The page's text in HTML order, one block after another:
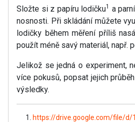
Složte si z papíru lodičku1 a
nosnosti. Při skládání můžete
lodičky během měření příliš
použít méně savý materiál, např.
Jelikož se jedná o experiment,
více pokusů, popsat jejich
výsledky.
https://drive.google.com/file/d/